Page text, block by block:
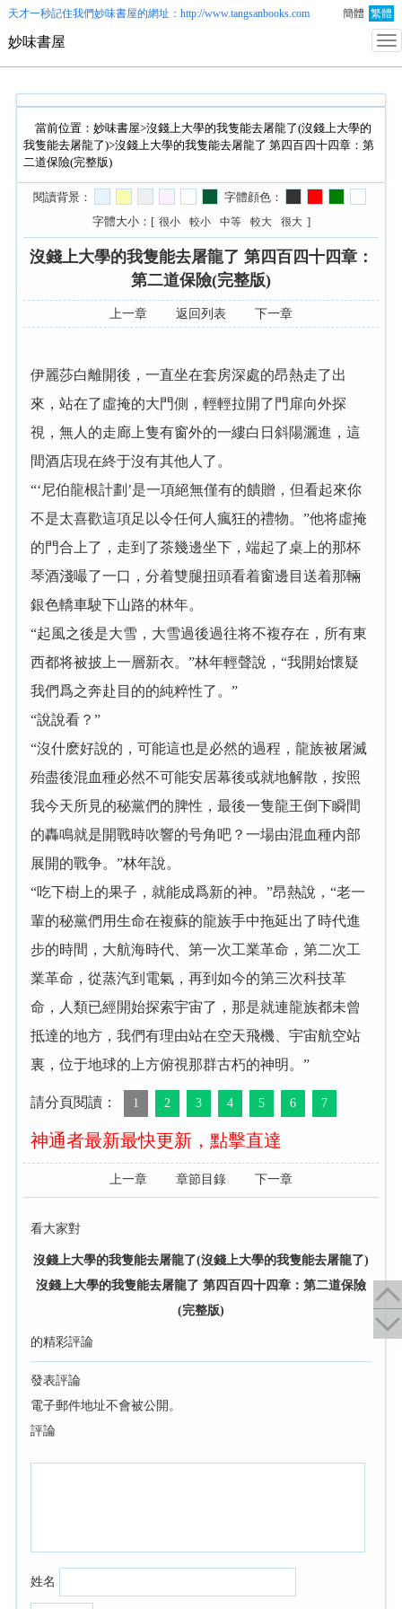
天才一秒記住我們妙味書屋的網址：http://www.tangsanbooks.com 簡體 繁體
妙味書屋
當前位置： 妙味書屋>沒錢上大學的我隻能去屠龍了(沒錢上大學的
我隻能去屠龍了)>沒錢上大學的我隻能去屠龍了 第四百四十四章：第
二道保險(完整版)
閱讀背景：
字體顔色：
字體大小：[ 很小 較小 中等 較大 很大 ]
沒錢上大學的我隻能去屠龍了 第四百四十四章：
第二道保險(完整版)
上一章 返回列表 下一章
伊麗莎白離開後，一直坐在套房深處的昂熱走了出
來，站在了虛掩的大門側，輕輕拉開了門扉向外探
視，無人的走廊上隻有窗外的一縷白日斜陽灑進，這
間酒店現在終于沒有其他人了。
“‘尼伯龍根計劃’是一項絕無僅有的饋贈，但看起來你
不是太喜歡這項足以令任何人瘋狂的禮物。”他将虛掩
的門合上了，走到了茶幾邊坐下，端起了桌上的那杯
琴酒淺嘬了一口，分着雙腿扭頭看着窗邊目送着那輛
銀色轎車駛下山路的林年。
“起風之後是大雪，大雪過後過往将不複存在，所有東
西都将被披上一層新衣。”林年輕聲說，“我開始懷疑
我們爲之奔赴目的的純粹性了。”
“說說看？”
“沒什麽好說的，可能這也是必然的過程，龍族被屠滅
殆盡後混血種必然不可能安居幕後或就地解散，按照
我今天所見的秘黨們的脾性，最後一隻龍王倒下瞬間
的轟鳴就是開戰時吹響的号角吧？一場由混血種内部
展開的戰争。”林年說。
“吃下樹上的果子，就能成爲新的神。”昂熱說，“老一
輩的秘黨們用生命在複蘇的龍族手中拖延出了時代進
步的時間，大航海時代、第一次工業革命，第二次工
業革命，從蒸汽到電氣，再到如今的第三次科技革
命，人類已經開始探索宇宙了，那是就連龍族都未曾
抵達的地方，我們有理由站在空天飛機、宇宙航空站
裏，位于地球的上方俯視那群古朽的神明。”
請分頁閱讀： 1 2 3 4 5 6 7
神通者最新最快更新，點擊直達
上一章 章節目錄 下一章
看大家對
沒錢上大學的我隻能去屠龍了(沒錢上大學的我隻能去屠龍了)
沒錢上大學的我隻能去屠龍了 第四百四十四章：第二道保險
(完整版)
的精彩評論
發表評論
電子郵件地址不會被公開。
評論
姓名